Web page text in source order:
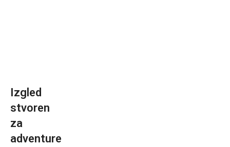
Izgled
stvoren
za
adventure